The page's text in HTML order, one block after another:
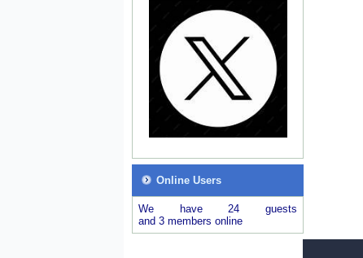
Online Users
We have 24 guests
and 3 members online